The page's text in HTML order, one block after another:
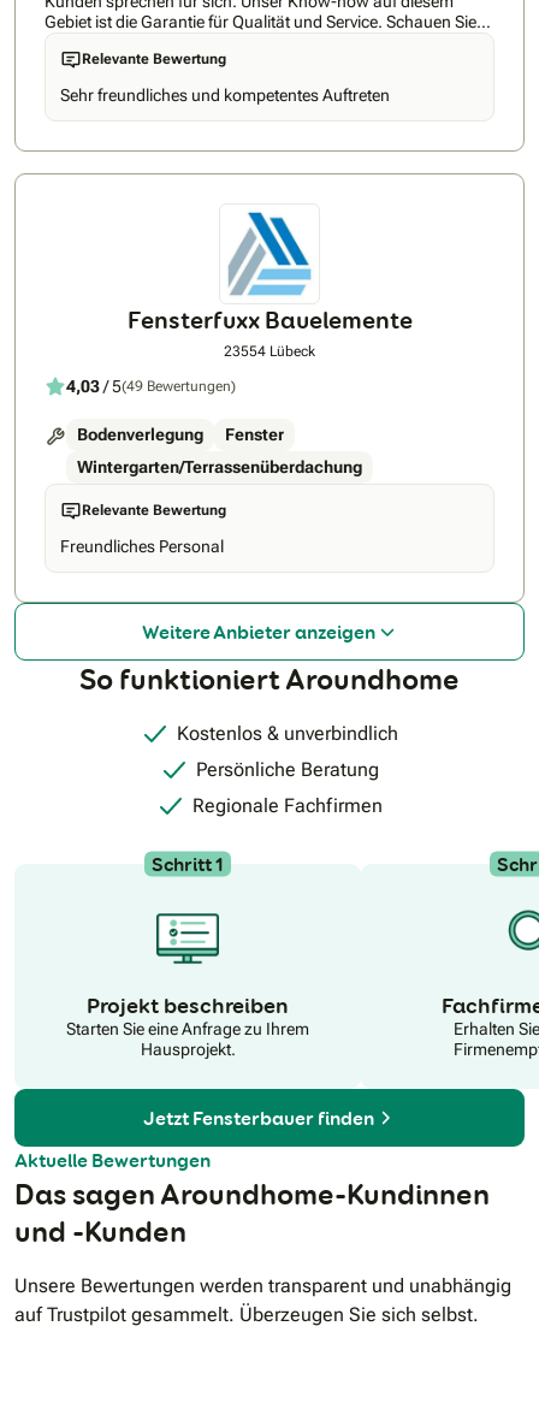
Gebiet ist die Garantie für Qualität und Service. Schauen Sie
sich auch unsere Bewertungen auf Google an. Wenn Sie für
Ihr Heim Schutz vor intensiver Sonneneinstrahlung, lästigen
Insekten oder neugierigen Blicken suchen, sind Sie bei uns an
der richtigen Adresse – wir bieten Ihnen hochwertige
Rollläden und Moskitonetzte an. Die breite Palette unserer
allem steht die individuelle Beratung bei uns im Mittelpunkt.
Als Fachbetrieb verkaufen wir Ihnen keine Waren und
Dienstleistungen von der Stange, sondern bieten Lösungen,
die das Wohnen bei Ihnen noch angenehmer machen. Und
wir verstehen nicht nur unser Handwerk, sondern setzen
auch bei der Produktauswahl ausschließlich auf namhafte
Heim noch schöner gestalten können – deshalb nehmen Sie
Sie uns an oder senden Sie eine Nachricht. Wir freuen uns auf
Montage, Demontage • Fenster • Haustüren • Rollläden •
Moskitonetze
Relevante Bewertung
Sehr freundliches und kompetentes Auftreten
Fensterfuxx Bauelemente
23554 Lübeck
4,03/ 5(49 Bewertungen)
Bodenverlegung
Fenster
Wintergarten/Terrassenüberdachung
Relevante Bewertung
Freundliches Personal
Weitere Anbieter anzeigen
So funktioniert Aroundhome
Kostenlos & unverbindlich
Persönliche Beratung
Regionale Fachfirmen
Schritt 1
Projekt beschreiben
Starten Sie eine Anfrage zu Ihrem
Hausprojekt.
Erhalten
Jetzt Fensterbauer finden
Aktuelle Bewertungen
Das sagen Aroundhome-Kundinnen
und -Kunden
Unsere Bewertungen werden transparent und unabhängig
auf Trustpilot gesammelt. Überzeugen Sie sich selbst.